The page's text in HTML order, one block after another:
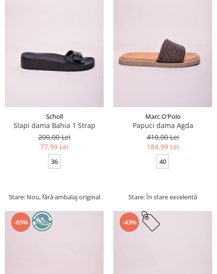
Scholl
Slapi dama Bahia 1 Strap
200,00 Lei
77,99 Lei
36
Stare: Nou, fără ambalaj original
Marc O'Polo
Papuci dama Agda
410,00 Lei
184,99 Lei
40
Stare: În stare excelentă
-65% -43%